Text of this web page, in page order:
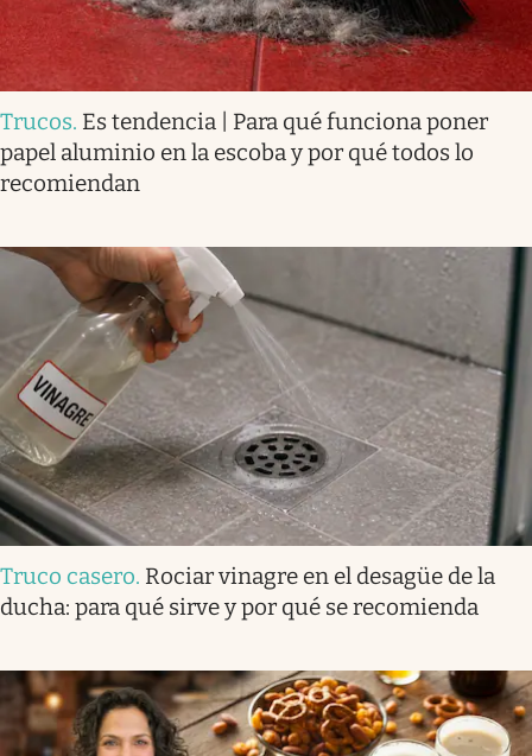
Trucos. Es tendencia | Para qué funciona poner
papel aluminio en la escoba y por qué todos lo
recomiendan
Truco casero. Rociar vinagre en el desagüe de la
ducha: para qué sirve y por qué se recomienda